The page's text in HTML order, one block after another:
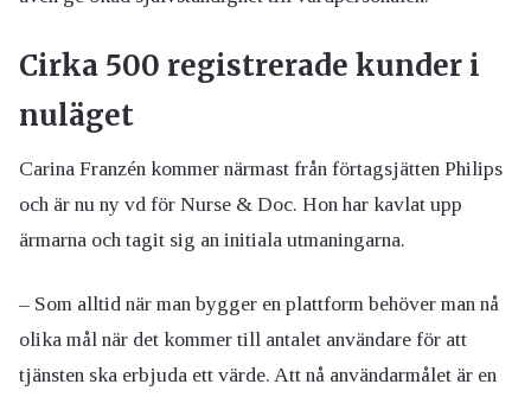
Cirka 500 registrerade kunder i
nuläget
Carina Franzén kommer närmast från förtagsjätten Philips
och är nu ny vd för Nurse & Doc. Hon har kavlat upp
ärmarna och tagit sig an initiala utmaningarna.
– Som alltid när man bygger en plattform behöver man nå
olika mål när det kommer till antalet användare för att
tjänsten ska erbjuda ett värde. Att nå användarmålet är en